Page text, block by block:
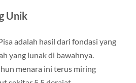
Unik
adalah hasil dari fondasi yang
yang lunak di bawahnya.
menara ini terus miring